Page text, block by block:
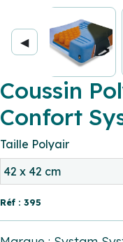
◀
Coussin
Confort
Taille Polyair
Réf : 395